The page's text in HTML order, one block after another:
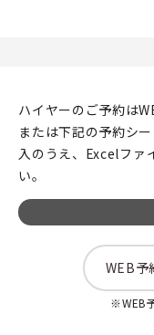
ハイヤーのご予約は
または下記の予約シ
入のうえ、Excelファ
い。
WEB予
※WEB